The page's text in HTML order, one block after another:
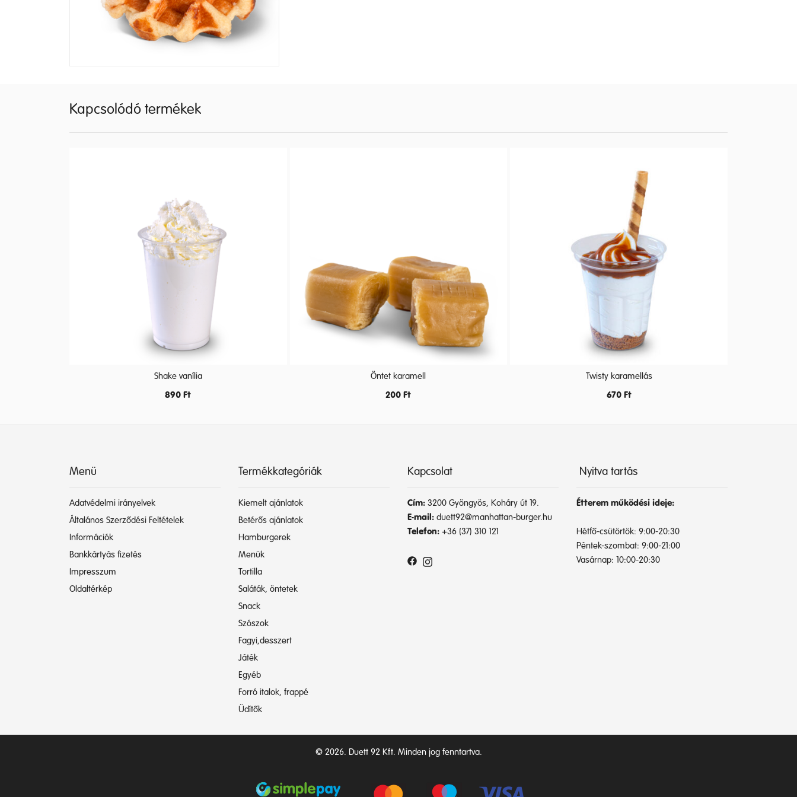
Kapcsolódó termékek
Shake vanília
890Ft
Öntet karamell
200Ft
Twisty karamellás
670 Ft
Menü
Adatvédelmi irányelvek
Általános Szerződési Feltételek
Információk
Bankkártyás fizetés
Impresszum
Oldaltérkép
Termékkategóriák
Kiemelt ajánlatok
Betérős ajánlatok
Hamburgerek
Menük
Tortilla
Saláták, öntetek
Snack
Szószok
Fagyi,desszert
Játék
Egyéb
Forró italok, frappé
Üdítők
Kapcsolat
Cím: 3200 Gyöngyös, Koháry út 19.
E-mail: duett92@manhattan-burger.hu
Telefon: +36 (37) 310 121
Nyitva tartás
Étterem működési ideje:
Hétfő-csütörtök: 9:00-20:30
Péntek-szombat: 9:00-21:00
Vasárnap: 10:00-20:30
© 2026. Duett 92 Kft. Minden jog fenntartva.